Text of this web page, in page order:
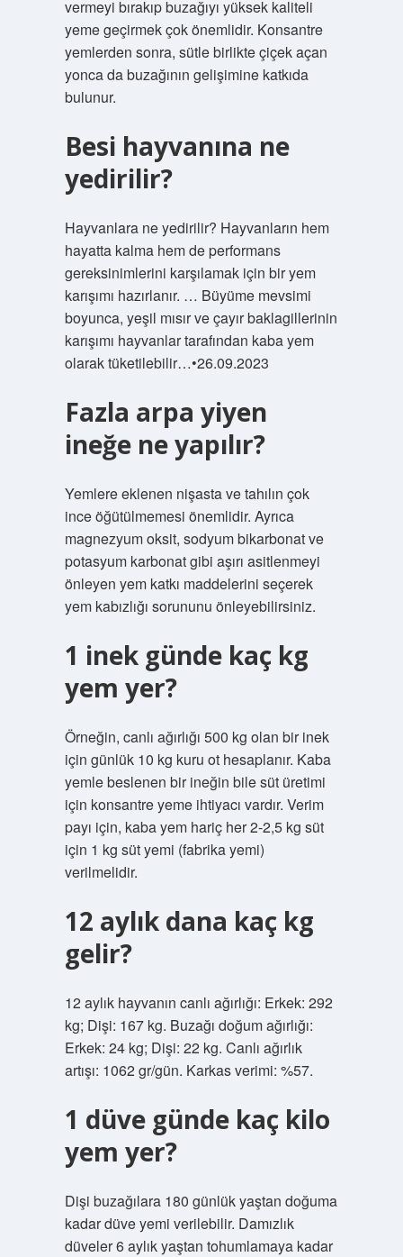
vermeyi bırakıp buzağıyı yüksek kaliteli
yeme geçirmek çok önemlidir. Konsantre
yemlerden sonra, sütle birlikte çiçek açan
yonca da buzağının gelişimine katkıda
bulunur.
Besi hayvanına ne
yedirilir?
Hayvanlara ne yedirilir? Hayvanların hem
hayatta kalma hem de performans
gereksinimlerini karşılamak için bir yem
karışımı hazırlanır. … Büyüme mevsimi
boyunca, yeşil mısır ve çayır baklagillerinin
karışımı hayvanlar tarafından kaba yem
olarak tüketilebilir…•26.09.2023
Fazla arpa yiyen
ineğe ne yapılır?
Yemlere eklenen nişasta ve tahılın çok
ince öğütülmemesi önemlidir. Ayrıca
magnezyum oksit, sodyum bikarbonat ve
potasyum karbonat gibi aşırı asitlenmeyi
önleyen yem katkı maddelerini seçerek
yem kabızlığı sorununu önleyebilirsiniz.
1 inek günde kaç kg
yem yer?
Örneğin, canlı ağırlığı 500 kg olan bir inek
için günlük 10 kg kuru ot hesaplanır. Kaba
yemle beslenen bir ineğin bile süt üretimi
için konsantre yeme ihtiyacı vardır. Verim
payı için, kaba yem hariç her 2-2,5 kg süt
için 1 kg süt yemi (fabrika yemi)
verilmelidir.
12 aylık dana kaç kg
gelir?
12 aylık hayvanın canlı ağırlığı: Erkek: 292
kg; Dişi: 167 kg. Buzağı doğum ağırlığı:
Erkek: 24 kg; Dişi: 22 kg. Canlı ağırlık
artışı: 1062 gr/gün. Karkas verimi: %57.
1 düve günde kaç kilo
yem yer?
Dişi buzağılara 180 günlük yaştan doğuma
kadar düve yemi verilebilir. Damızlık
düveler 6 aylık yaştan tohumlamaya kadar